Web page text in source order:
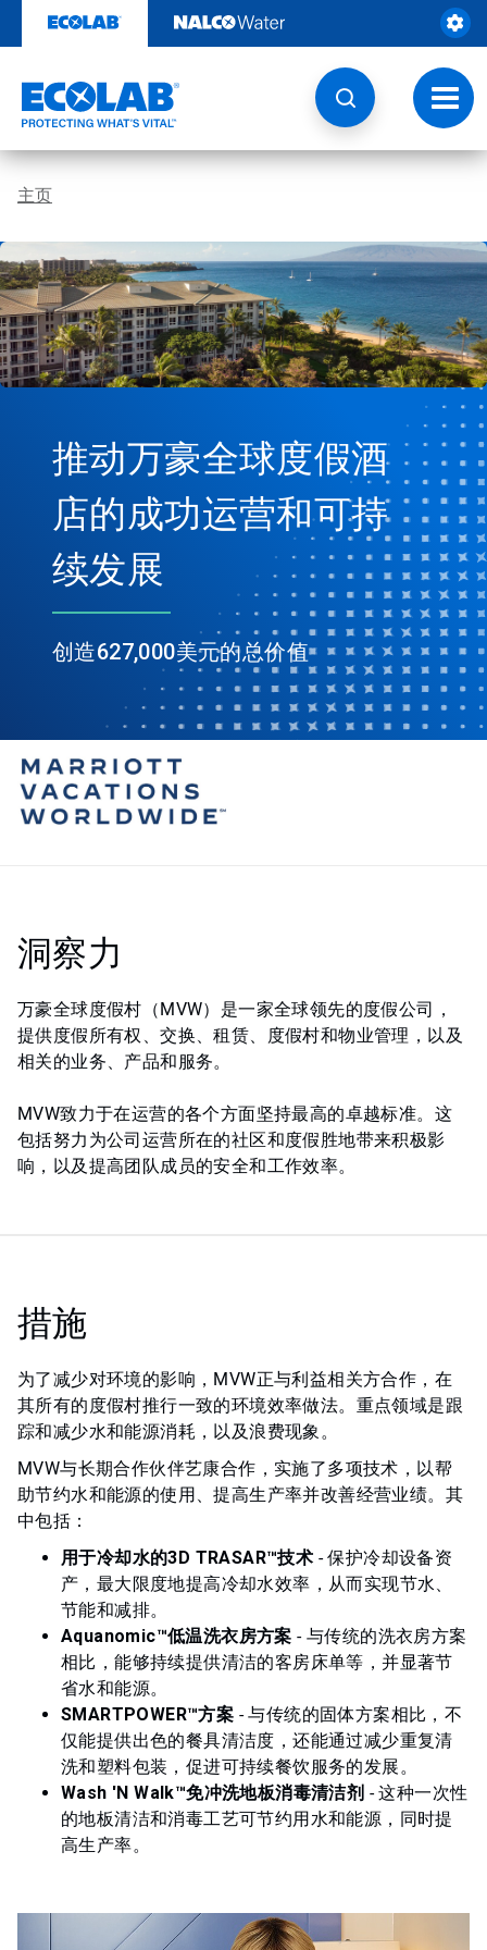
至
切
换
导
航
主页
推动万豪全球度假酒
店的成功运营和可持
续发展
创造627,000美元的总价值
洞察力
万豪全球度假村（MVW）是一家全球领先的度假公司，
提供度假所有权、交换、租赁、度假村和物业管理，以及
相关的业务、产品和服务。
MVW致力于在运营的各个方面坚持最高的卓越标准。这
包括努力为公司运营所在的社区和度假胜地带来积极影
响，以及提高团队成员的安全和工作效率。
措施
为了减少对环境的影响，MVW正与利益相关方合作，在
其所有的度假村推行一致的环境效率做法。重点领域是跟
踪和减少水和能源消耗，以及浪费现象。
MVW与长期合作伙伴艺康合作，实施了多项技术，以帮
助节约水和能源的使用、提高生产率并改善经营业绩。其
中包括：
用于冷却水的3D TRASAR™技术 - 保护冷却设备资
产，最大限度地提高冷却水效率，从而实现节水、
节能和减排。
Aquanomic™低温洗衣房方案 - 与传统的洗衣房方案
相比，能够持续提供清洁的客房床单等，并显著节
省水和能源。
SMARTPOWER™方案 - 与传统的固体方案相比，不
仅能提供出色的餐具清洁度，还能通过减少重复清
洗和塑料包装，促进可持续餐饮服务的发展。
Wash 'N Walk™免冲洗地板消毒清洁剂 - 这种一次性
的地板清洁和消毒工艺可节约用水和能源，同时提
高生产率。